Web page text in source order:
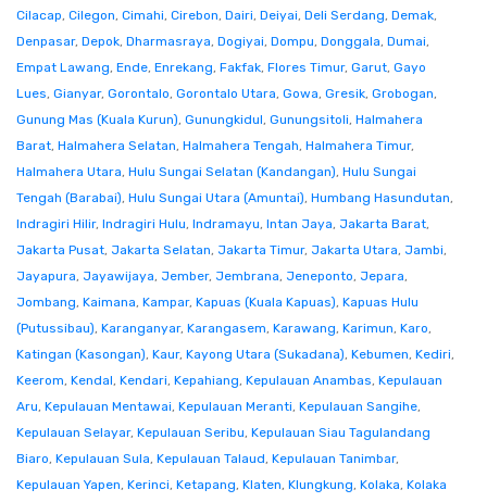
Cilacap, Cilegon, Cimahi, Cirebon, Dairi, Deiyai, Deli Serdang, Demak,
Denpasar, Depok, Dharmasraya, Dogiyai, Dompu, Donggala, Dumai,
Empat Lawang, Ende, Enrekang, Fakfak, Flores Timur, Garut, Gayo
Lues, Gianyar, Gorontalo, Gorontalo Utara, Gowa, Gresik, Grobogan,
Gunung Mas (Kuala Kurun), Gunungkidul, Gunungsitoli, Halmahera
Barat, Halmahera Selatan, Halmahera Tengah, Halmahera Timur,
Halmahera Utara, Hulu Sungai Selatan (Kandangan), Hulu Sungai
Tengah (Barabai), Hulu Sungai Utara (Amuntai), Humbang Hasundutan,
Indragiri Hilir, Indragiri Hulu, Indramayu, Intan Jaya, Jakarta Barat,
Jakarta Pusat, Jakarta Selatan, Jakarta Timur, Jakarta Utara, Jambi,
Jayapura, Jayawijaya, Jember, Jembrana, Jeneponto, Jepara,
Jombang, Kaimana, Kampar, Kapuas (Kuala Kapuas), Kapuas Hulu
(Putussibau), Karanganyar, Karangasem, Karawang, Karimun, Karo,
Katingan (Kasongan), Kaur, Kayong Utara (Sukadana), Kebumen, Kediri,
Keerom, Kendal, Kendari, Kepahiang, Kepulauan Anambas, Kepulauan
Aru, Kepulauan Mentawai, Kepulauan Meranti, Kepulauan Sangihe,
Kepulauan Selayar, Kepulauan Seribu, Kepulauan Siau Tagulandang
Biaro, Kepulauan Sula, Kepulauan Talaud, Kepulauan Tanimbar,
Kepulauan Yapen, Kerinci, Ketapang, Klaten, Klungkung, Kolaka, Kolaka